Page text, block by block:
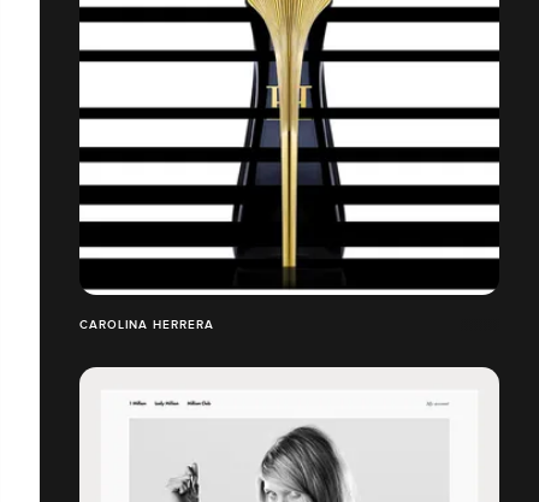
CAROLINA HERRERA